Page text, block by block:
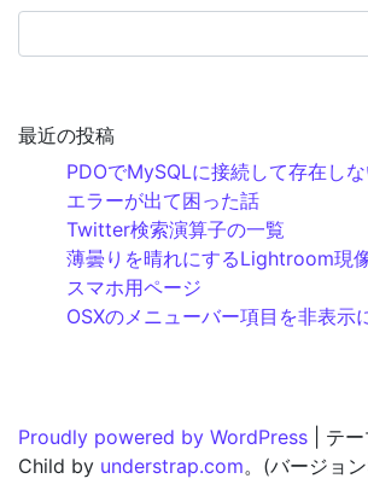
最近の投稿
PDOでMySQLに接続して存在し
エラーが出て困った話
Twitter検索演算子の一覧
薄曇りを晴れにするLightroom現
スマホ用ページ
OSXのメニューバー項目を非表示
Proudly powered by WordPress
テ
Child by understrap.com。(バージョン